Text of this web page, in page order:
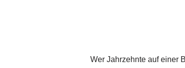
Wer Jahrzehnte auf einer